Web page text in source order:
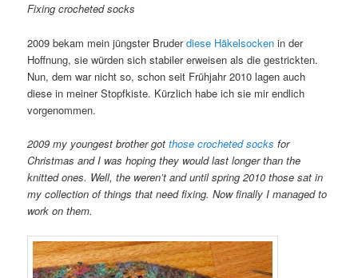
Fixing crocheted socks
2009 bekam mein jüngster Bruderdiese Häkelsocken in der
Hoffnung, sie würden sich stabiler erweisen als die gestrickten.
Nun, dem war nicht so, schon seit Frühjahr 2010 lagen auch
diese in meiner Stopfkiste. Kürzlich habe ich sie mir endlich
vorgenommen.
2009 my youngest brother gotthose crocheted socks for
Christmas and I was hoping they would last longer than the
knitted ones. Well, the weren’t and until spring 2010 those sat in
my collection of things that need fixing. Now finally I managed to
work on them.